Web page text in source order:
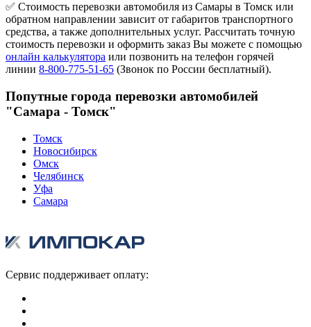
✅ Стоимость перевозки автомобиля из Самары в Томск или
обратном направлении зависит от габаритов транспортного
средства, а также дополнительных услуг. Рассчитать точную
стоимость перевозки и оформить заказ Вы можете с помощью
онлайн калькулятора или позвонить на телефон горячей
линии 8-800-775-51-65 (Звонок по России бесплатный).
Попутные города перевозки автомобилей
"Самара - Томск"
Томск
Новосибирск
Омск
Челябинск
Уфа
Самара
Сервис поддерживает оплату: